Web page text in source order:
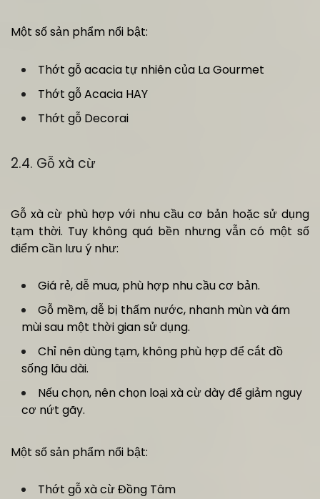
Một số sản phẩm nổi bật:
Thớt gỗ acacia tự nhiên của La Gourmet
Thớt gỗ Acacia HAY
Thớt gỗ Decorai
2.4. Gỗ xà cừ
Gỗ xà cừ phù hợp với nhu cầu cơ bản hoặc sử dụng
tạm thời. Tuy không quá bền nhưng vẫn có một số
điểm cần lưu ý như:
Giá rẻ, dễ mua, phù hợp nhu cầu cơ bản.
Gỗ mềm, dễ bị thấm nước, nhanh mùn và ám
mùi sau một thời gian sử dụng.
Chỉ nên dùng tạm, không phù hợp để cắt đồ
sống lâu dài.
Nếu chọn, nên chọn loại xà cừ dày để giảm nguy
cơ nứt gãy.
Một số sản phẩm nổi bật:
Thớt gỗ xà cừ Đồng Tâm